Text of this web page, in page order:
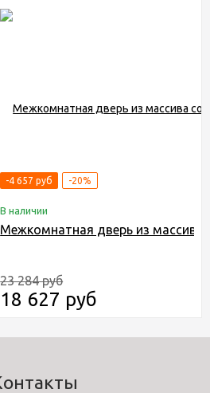
Граф "Dar" 1.0 ДГ RAL 7040
-4 657 руб -20%
В наличии
Межкомнатная дверь из массива
23 284 руб
18 627 руб